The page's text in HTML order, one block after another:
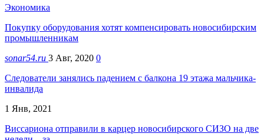
Экономика
Покупку оборудования хотят компенсировать новосибирским
промышленникам
sonar54.ru 3 Авг, 2020 0
Следователи занялись падением с балкона 19 этажа мальчика-
инвалида
1 Янв, 2021
Виссариона отправили в карцер новосибирского СИЗО на две